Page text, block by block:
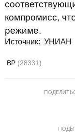
компромисс,
режиме.
Источник: УНИАН
ВР (28331)